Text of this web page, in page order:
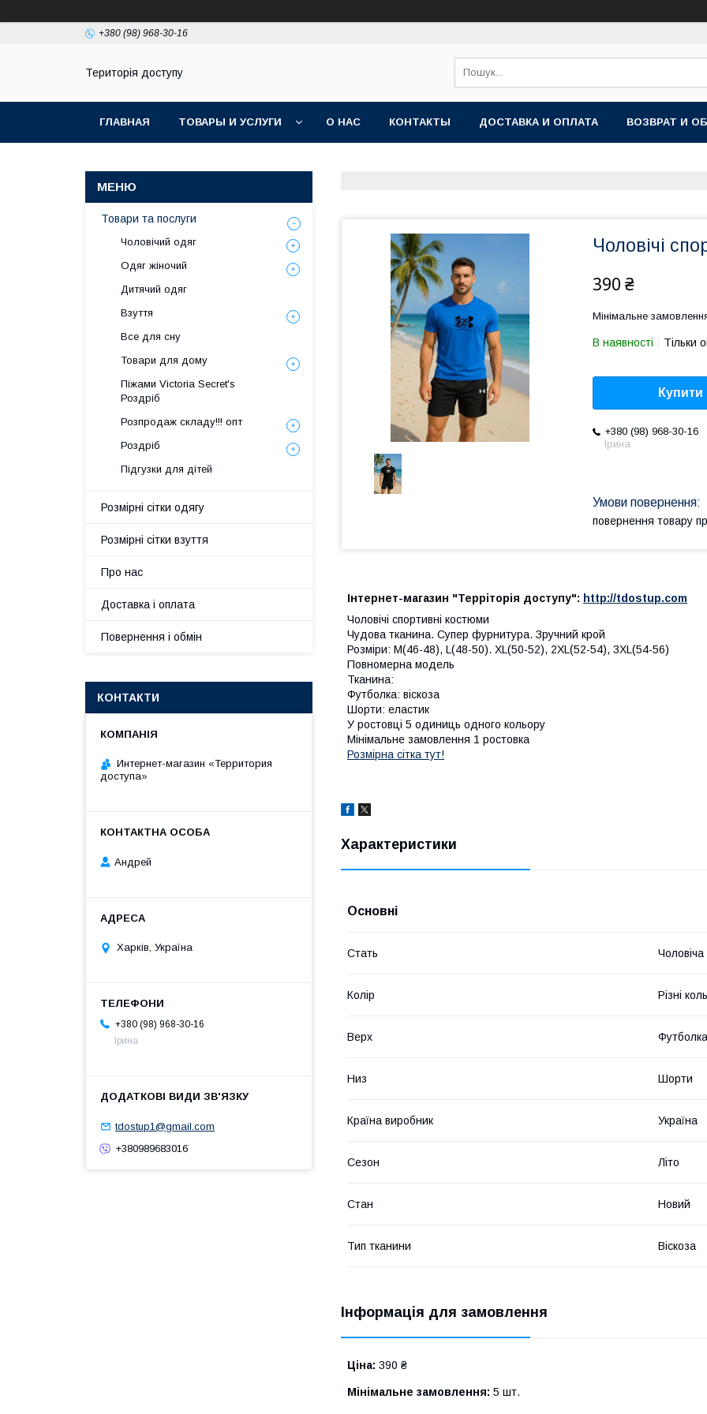
+380 (98) 968-30-16
Територія доступу
ГЛАВНАЯ ТОВАРЫ И УСЛУГИ О НАС КОНТАКТЫ ДОСТАВКА И ОПЛАТА ВОЗВРАТ И
Чоловічі
390 ₴
Мінімальне
В наявності Тільки
Купити
+380 (98) 968-30-16
Ірина
повернення товару
Інтернет-магазин "Терріторія доступу": http://tdostup.com
Чоловічі спортивні костюми
Чудова тканина. Супер фурнитура. Зручний крой
Розміри: M(46-48), L(48-50). XL(50-52), 2XL(52-54), 3XL(54-56)
Повномерна модель
Тканина:
Футболка: віскоза
Шорти: еластик
У ростовці 5 одиниць одного кольору
Мінімальне замовлення 1 ростовка
Розмірна сітка тут!
Характеристики
Основні
Стать Чоловіча
Колір Різні
Верх Футболка
Низ Шорти
Країна виробник Україна
Сезон Літо
Стан Новий
Тип тканини Віскоза
Інформація для замовлення
Ціна: 390 ₴
Мінімальне замовлення: 5 шт.
Товари та послуги
Чоловічий одяг
Одяг жіночий
Дитячий одяг
Взуття
Все для сну
Товари для дому
Піжами Victoria Secret's
Роздріб
Розпродаж складу!!! опт
Роздріб
Підгузки для дітей
Розмірні сітки одягу
Розмірні сітки взуття
Про нас
Доставка і оплата
Повернення і обмін
КОНТАКТИ
Интернет-магазин «Территория
доступа»
Андрей
Харків, Україна
+380 (98) 968-30-16
Ірина
tdostup1@gmail.com
+380989683016